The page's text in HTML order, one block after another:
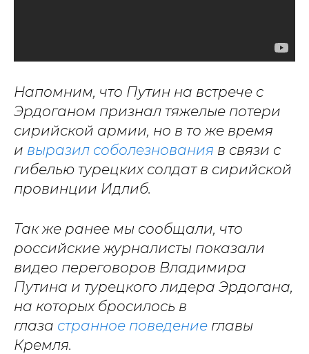
Напомним, что Путин на встрече с
Эрдоганом признал тяжелые потери
сирийской армии, но в то же время
и выразил соболезнования в связи с
гибелью турецких солдат в сирийской
провинции Идлиб.
Так же ранее мы сообщали, что
российские журналисты показали
видео переговоров Владимира
Путина и турецкого лидера Эрдогана,
на которых бросилось в
глаза странное поведение главы
Кремля.